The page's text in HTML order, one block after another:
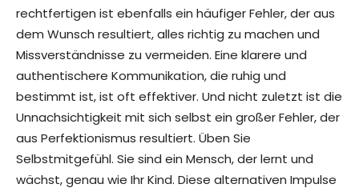
rechtfertigen ist ebenfalls ein häufiger Fehler, der aus
dem Wunsch resultiert, alles richtig zu machen und
Missverständnisse zu vermeiden. Eine klarere und
authentischere Kommunikation, die ruhig und
bestimmt ist, ist oft effektiver. Und nicht zuletzt ist die
Unnachsichtigkeit mit sich selbst ein großer Fehler, der
aus Perfektionismus resultiert. Üben Sie
Selbstmitgefühl. Sie sind ein Mensch, der lernt und
wächst, genau wie Ihr Kind. Diese alternativen Impulse